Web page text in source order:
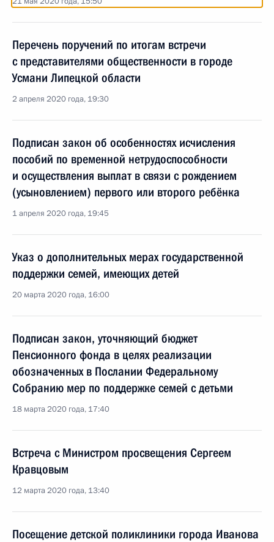
Перечень поручений по итогам встречи
с представителями общественности в городе
Усмани Липецкой области
2 апреля 2020 года, 19:30
Подписан закон об особенностях исчисления
пособий по временной нетрудоспособности
и осуществления выплат в связи с рождением
(усыновлением) первого или второго ребёнка
1 апреля 2020 года, 19:45
Указ о дополнительных мерах государственной
поддержки семей, имеющих детей
20 марта 2020 года, 16:00
Подписан закон, уточняющий бюджет
Пенсионного фонда в целях реализации
обозначенных в Послании Федеральному
Собранию мер по поддержке семей с детьми
18 марта 2020 года, 17:40
Встреча с Министром просвещения Сергеем
Кравцовым
12 марта 2020 года, 13:40
Посещение детской поликлиники города Иванова